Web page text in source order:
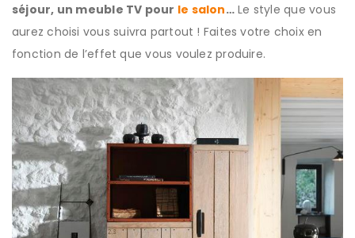
séjour, un meuble TV pour le salon…Le style que vous
aurez choisi vous suivra partout ! Faites votre choix en
fonction de l’effet que vous voulez produire.